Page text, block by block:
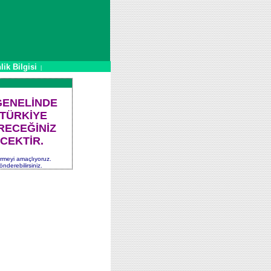
Bilgisi |
amaçlıyoruz.